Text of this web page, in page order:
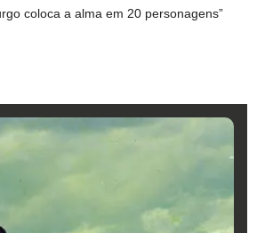
coloca a alma em 20 personagens”